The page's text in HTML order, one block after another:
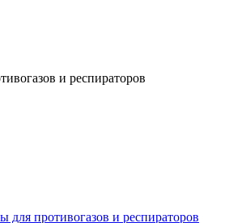
и респираторов
для противогазов и респираторов